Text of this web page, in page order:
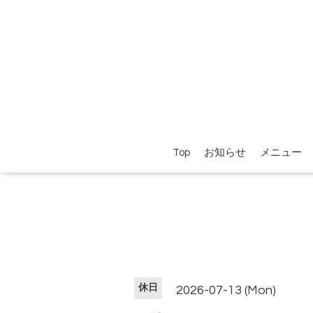
Top お知らせ メニュー
休日 2026-07-13 (Mon)